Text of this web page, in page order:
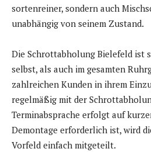
sortenreiner, sondern auch
unabhängig von seinem Zustand.
Die Schrottabholung Bielefeld ist
selbst, als auch im gesamten
zahlreichen Kunden in ihrem
regelmäßig mit der
Terminabsprache erfolgt auf
Demontage erforderlich ist, wird
Vorfeld einfach mitgeteilt.